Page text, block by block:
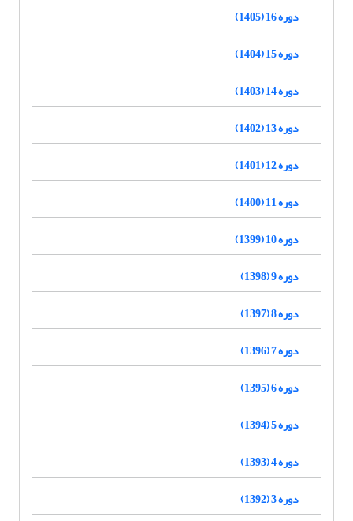
دوره 16 (1405)
دوره 15 (1404)
دوره 14 (1403)
دوره 13 (1402)
دوره 12 (1401)
دوره 11 (1400)
دوره 10 (1399)
دوره 9 (1398)
دوره 8 (1397)
دوره 7 (1396)
دوره 6 (1395)
دوره 5 (1394)
دوره 4 (1393)
دوره 3 (1392)